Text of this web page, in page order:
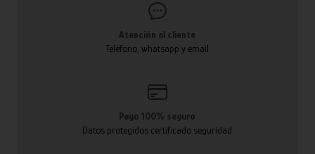
Atención al cliente
Teléfono, whatsapp y email
Pago 100% seguro
Datos protegidos certificado seguridad